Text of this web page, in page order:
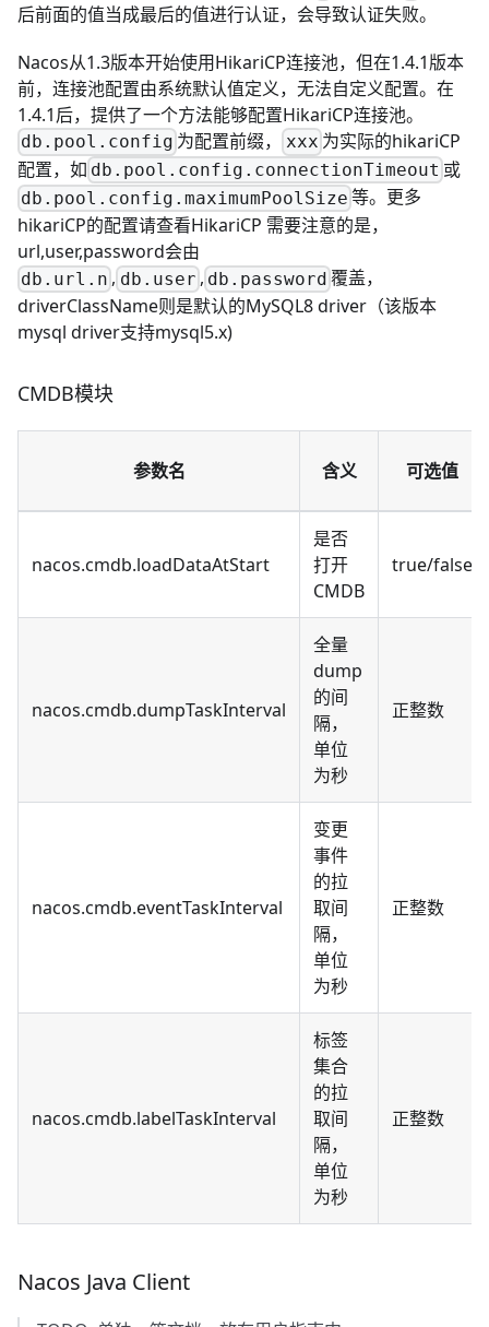
后前面的值当成最后的值进行认证，会导致认证失败。
Nacos从1.3版本开始使用HikariCP连接池，但在1.4.1版本
前，连接池配置由系统默认值定义，无法自定义配置。在
1.4.1后，提供了一个方法能够配置HikariCP连接池。
db.pool.config 为配置前缀， xxx 为实际的hikariCP
配置，如 db.pool.config.connectionTimeout 或
db.pool.config.maximumPoolSize 等。更多
hikariCP的配置请查看HikariCP 需要注意的是，
url,user,password会由
db.url.n , db.user, db.password 覆盖，
driverClassName则是默认的MySQL8 driver（该版本
mysql driver支持mysql5.x)
CMDB模块
参数名 含义 可选值
nacos.cmdb.loadDataAtStart
是否
打开
CMDB
true/false
nacos.cmdb.dumpTaskInterval
全量
dump
的间
隔，
单位
为秒
正整数
nacos.cmdb.eventTaskInterval
变更
事件
的拉
取间
隔，
单位
为秒
正整数
nacos.cmdb.labelTaskInterval
标签
集合
的拉
取间
隔，
单位
为秒
正整数
Nacos Java Client